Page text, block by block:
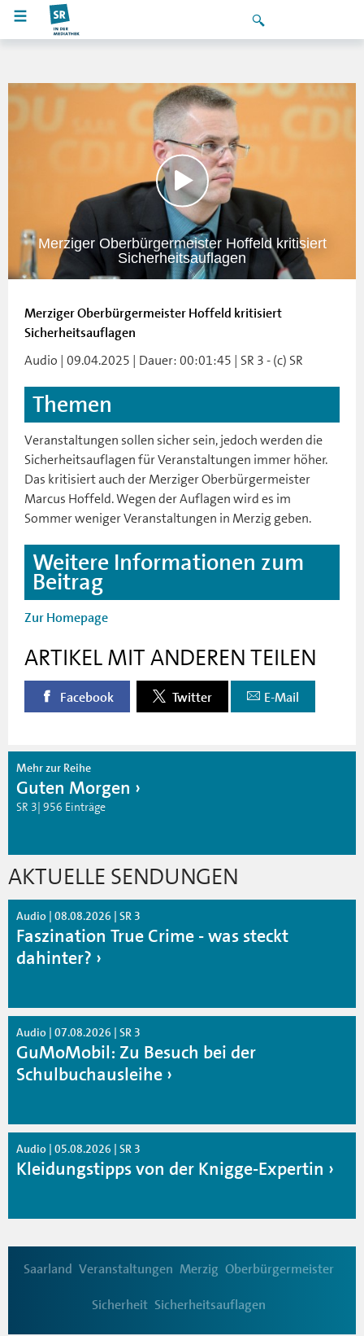
Merziger Oberbürgermeister Hoffeld kritisiert
Sicherheitsauflagen
Merziger Oberbürgermeister Hoffeld kritisiert
Sicherheitsauflagen
Audio | 09.04.2025 | Dauer: 00:01:45 | SR 3 - (c) SR
Themen
Veranstaltungen sollen sicher sein, jedoch werden die
Sicherheitsauflagen für Veranstaltungen immer höher.
Das kritisiert auch der Merziger Oberbürgermeister
Marcus Hoffeld. Wegen der Auflagen wird es im
Sommer weniger Veranstaltungen in Merzig geben.
Weitere Informationen zum
Beitrag
Zur Homepage
ARTIKEL MIT ANDEREN TEILEN
Facebook Twitter E-Mail
Mehr zur Reihe
Guten Morgen
SR 3| 956 Einträge
AKTUELLE SENDUNGEN
Audio | 08.08.2026 | SR 3
Faszination True Crime - was steckt
dahinter?
Audio | 07.08.2026 | SR 3
GuMoMobil: Zu Besuch bei der
Schulbuchausleihe
Audio | 05.08.2026 | SR 3
Kleidungstipps von der Knigge-Expertin
Saarland Veranstaltungen Merzig Oberbürgermeister
Sicherheit Sicherheitsauflagen